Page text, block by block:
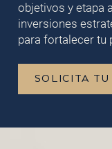
objetivos y etapa
inversiones
para fortalecer tu
SOLICITA